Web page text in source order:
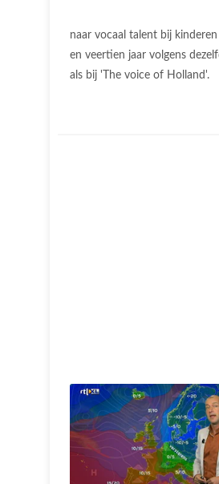
naar vocaal talent bij
en veertien jaar volgens
als bij 'The voice of Holland'.